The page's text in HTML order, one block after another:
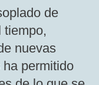
de
tiempo,
nuevas
permitido